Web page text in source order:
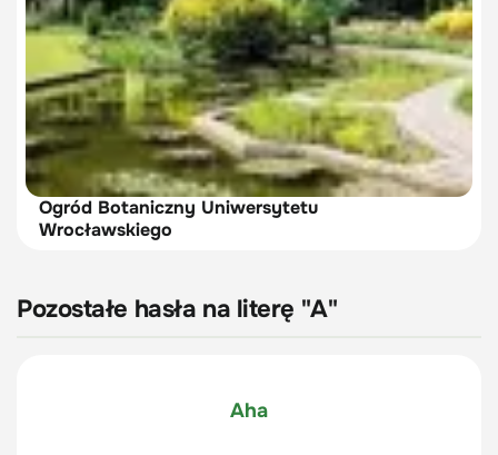
Ogród Botaniczny Uniwersytetu
Wrocławskiego
Pozostałe hasła na literę "A"
Aha